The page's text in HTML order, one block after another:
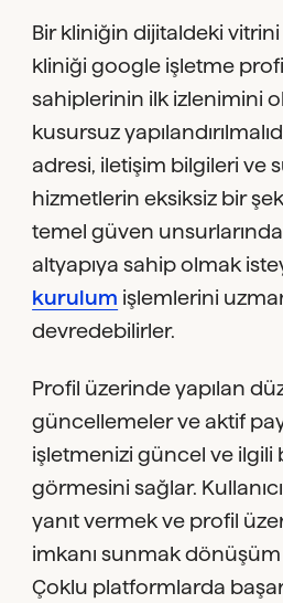
Bir kliniğin dijitaldeki
kliniği google işletme
sahiplerinin ilk izlenimini
kusursuz
adresi, iletişim bilgileri ve
hizmetlerin eksiksiz bir
temel güven
altyapıya sahip olmak
kurulum işlemlerini
devredebilirler.
Profil üzerinde yapılan
güncellemeler ve aktif
işletmenizi güncel ve ilgili
görmesini sağlar.
yanıt vermek ve profil
imkanı sunmak dönüşüm
Çoklu platformlarda